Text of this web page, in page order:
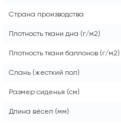
Страна производства
Плотность ткани дна (г/м2)
Плотность ткани баллонов (г/м2)
Слань (жесткий пол)
Размер сиденья (см)
Длина вёсел (мм)